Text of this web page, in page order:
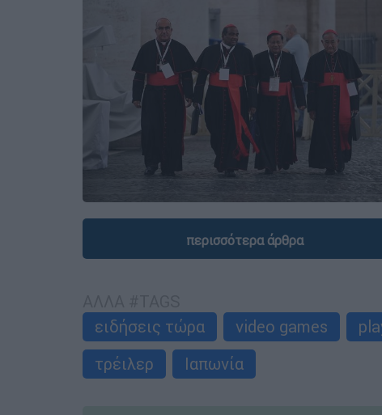
περισσότερα άρθρα
ειδήσεις τώρα
video games
τρέιλερ
Ιαπωνία